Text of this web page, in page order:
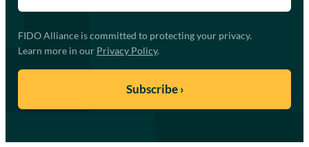
FIDO Alliance is committed to protecting your privacy.
Learn more in our Privacy Policy.